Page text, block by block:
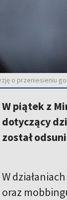
o przeniesieniu
W piątek z
dotyczący
został
W
oraz